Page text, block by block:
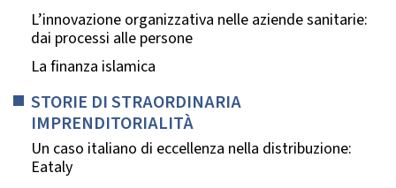
L’innovazione organizzativa nelle aziende sanitarie:
dai processi alle persone
La finanza islamica
STORIE DI STRAORDINARIA
IMPRENDITORIALITÀ
Un caso italiano di eccellenza nella distribuzione:
Eataly